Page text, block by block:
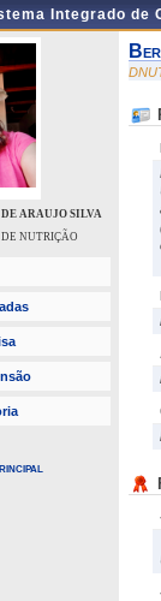
Integrado de
ARAUJO SILVA
DE NUTRIÇÃO